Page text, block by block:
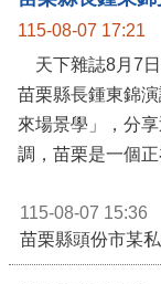
115-08-07 17:21
天下雜誌8月7日
苗栗縣長鍾東錦
來場景學」，分
115-08-07 15:36
苗栗縣頭份市某